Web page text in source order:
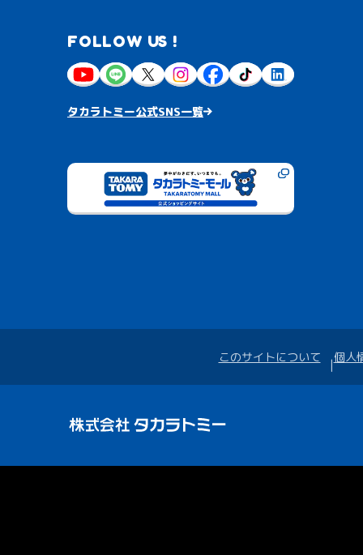
FOLLOW US !
タカラトミー公式SNS一覧
このサイトについて 個人